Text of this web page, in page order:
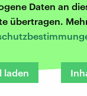
Daten an
übertragen.
laden